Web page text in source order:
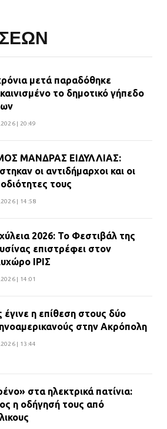
μετά παραδόθηκε
το δημοτικό γήπεδο
| 20:49
ΜΑΝΔΡΑΣ ΕΙΔΥΛΛΙΑΣ:
οι αντιδήμαρχοι και οι
τους
| 14:58
2026: Το Φεστιβάλ της
επιστρέφει στον
ΙΡΙΣ
| 14:01
έγινε η επίθεση στους δύο
στην Ακρόπολη
| 13:44
στα ηλεκτρικά πατίνια:
η οδήγησή τους από